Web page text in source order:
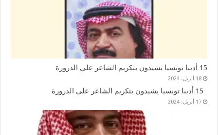
15 أديبا تونسيا يشيدون بتكريم الشاعر علي الدرورة
18 أبريل، 2024
17 أبريل، 2024